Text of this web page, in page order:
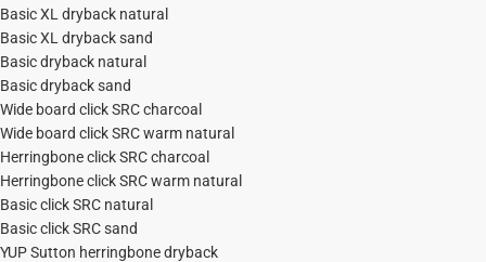
Basic XL dryback natural
Basic XL dryback sand
Basic dryback natural
Basic dryback sand
Wide board click SRC charcoal
Wide board click SRC warm natural
Herringbone click SRC charcoal
Herringbone click SRC warm natural
Basic click SRC natural
Basic click SRC sand
YUP Sutton herringbone dryback